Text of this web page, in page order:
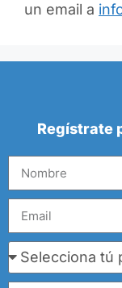
un email a
Regístrate